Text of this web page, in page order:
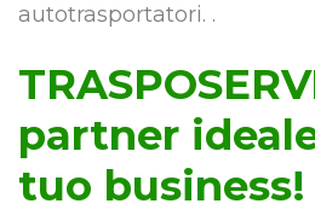
autotrasportatori. .
partner
tuo business!